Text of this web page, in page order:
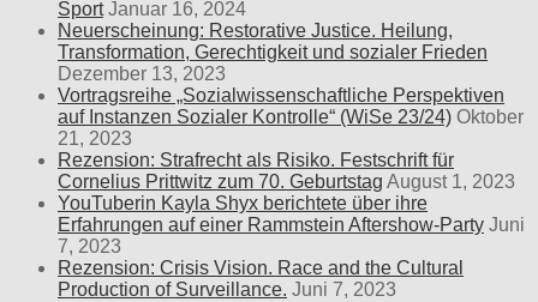
Sport Januar 16, 2024
Neuerscheinung: Restorative Justice. Heilung,
Transformation, Gerechtigkeit und sozialer Frieden
Dezember 13, 2023
Vortragsreihe „Sozialwissenschaftliche Perspektiven
auf Instanzen Sozialer Kontrolle“ (WiSe 23/24) Oktober
21, 2023
Rezension: Strafrecht als Risiko. Festschrift für
Cornelius Prittwitz zum 70. Geburtstag August 1, 2023
YouTuberin Kayla Shyx berichtete über ihre
Erfahrungen auf einer Rammstein Aftershow-Party Juni
7, 2023
Rezension: Crisis Vision. Race and the Cultural
Production of Surveillance. Juni 7, 2023